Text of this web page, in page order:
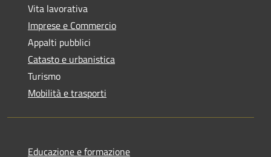
Vita lavorativa
Imprese e Commercio
Appalti pubblici
Catasto e urbanistica
Turismo
Mobilità e trasporti
Educazione e formazione